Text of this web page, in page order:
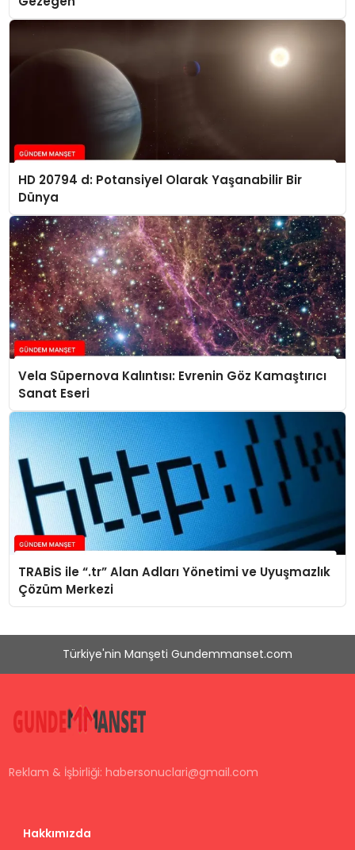
HD 20794 d: Potansiyel Olarak Yaşanabilir Bir
Dünya
Vela Süpernova Kalıntısı: Evrenin Göz Kamaştırıcı
Sanat Eseri
TRABİS ile “.tr” Alan Adları Yönetimi ve Uyuşmazlık
Çözüm Merkezi
Türkiye'nin Manşeti Gundemmanset.com
Reklam & İşbirliği:habersonuclari@gmail.com
Hakkımızda